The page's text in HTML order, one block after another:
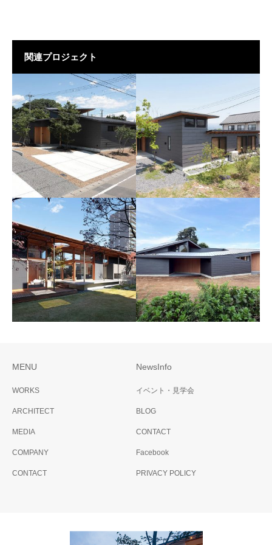
関連プロジェクト
大きな屋根と中庭のある
家
つながる家
futaba 二ノ宮の家
MENU
WORKS
ARCHITECT
MEDIA
COMPANY
CONTACT
NewsInfo
イベント・見学会
BLOG
CONTACT
Facebook
PRIVACY POLICY